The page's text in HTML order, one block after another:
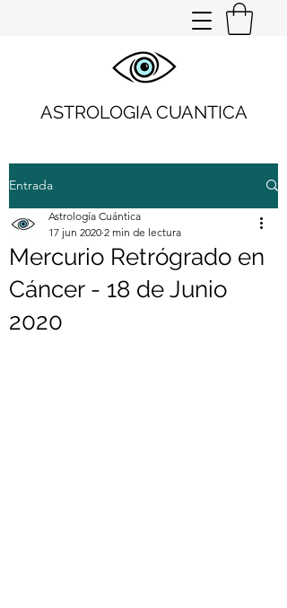
ASTROLOGIA CUANTICA
Entrada
Mercurio Retrógrado en
Cáncer - 18 de Junio
2020
Astrología Cuántica
17 jun 2020 2 min de lectura